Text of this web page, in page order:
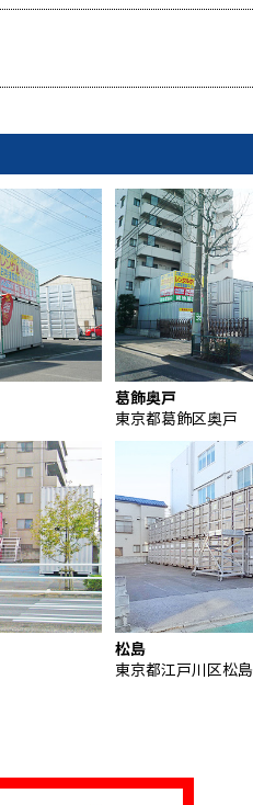
葛飾奥戸
東京都葛飾区奥戸
松島
東京都江戸川区松島